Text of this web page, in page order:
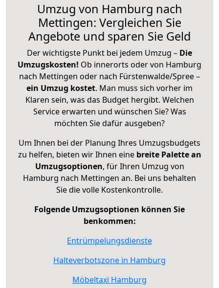
Umzug von Hamburg nach
Mettingen: Vergleichen Sie
Angebote und sparen Sie Geld
Der wichtigste Punkt bei jedem Umzug – Die
Umzugskosten! Ob innerorts oder von Hamburg
nach Mettingen oder nach Fürstenwalde/Spree –
ein Umzug kostet. Man muss sich vorher im
Klaren sein, was das Budget hergibt. Welchen
Service erwarten und wünschen Sie? Was
möchten Sie dafür ausgeben?
Um Ihnen bei der Planung Ihres Umzugsbudgets
zu helfen, bieten wir Ihnen eine breite Palette an
Umzugsoptionen, für Ihren Umzug von
Hamburg nach Mettingen an. Bei uns behalten
Sie die volle Kostenkontrolle.
Folgende Umzugsoptionen können Sie
benkommen:
Entrümpelungsdienste
Halteverbotszone in Hamburg
Möbeltaxi Hamburg